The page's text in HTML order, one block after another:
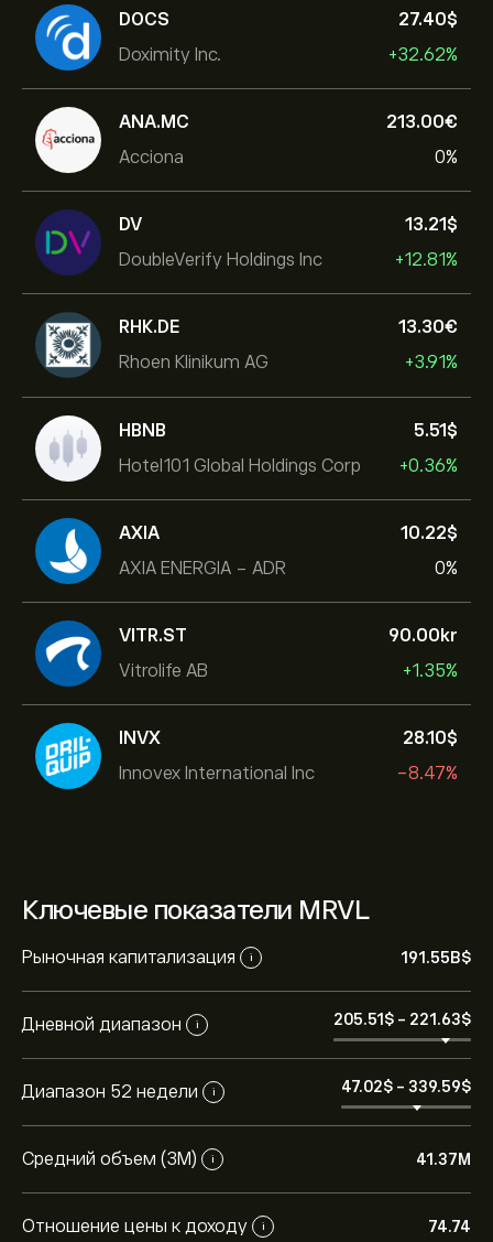
DOCS
Doximity Inc.
27.40‎$‎
+32.62%
ANA.MC
Acciona
213.00‎€‎
0%
DV
DoubleVerify Holdings Inc
13.21‎$‎
+12.81%
RHK.DE
Rhoen Klinikum AG
13.30‎€‎
+3.91%
HBNB
Hotel101 Global Holdings Corp
5.51‎$‎
+0.36%
AXIA
AXIA ENERGIA - ADR
10.22‎$‎
0%
VITR.ST
Vitrolife AB
90.00‎kr‎
+1.35%
INVX
Innovex International Inc
28.10‎$‎
-8.47%
Ключевые показатели MRVL
Рыночная капитализация i 191.55B‎$‎
Дневной диапазон i 205.51‎$‎ - 221.63‎$‎
Диапазон 52 недели i 47.02‎$‎ - 339.59‎$‎
Средний объем (3М) i 41.37M
Отношение цены к доходу i 74.74